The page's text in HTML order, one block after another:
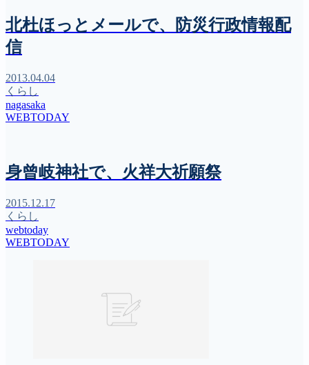
北杜ほっとメールで、防災行政情報配
信
2013.04.04
くらし
nagasaka
WEBTODAY
身曾岐神社で、火祥大祈願祭
2015.12.17
くらし
webtoday
WEBTODAY